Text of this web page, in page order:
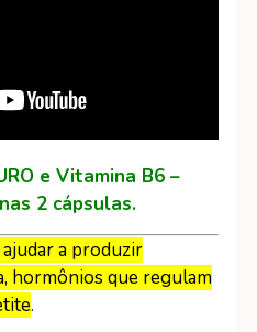
e Vitamina B6 –
2 cápsulas.
a produzir
hormônios que regulam
.